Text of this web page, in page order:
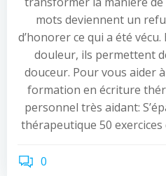
mots deviennent un
d’honorer ce qui a été
douleur, ils permettent
douceur. Pour vous aider
formation en écriture
personnel très aidant:
thérapeutique 50
0